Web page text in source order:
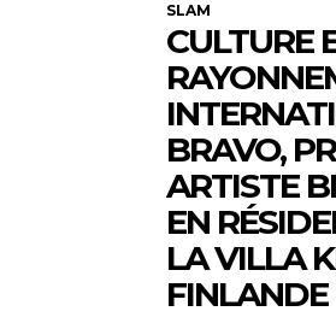
SLAM
CULTURE
BRAVO,
ARTISTE
EN
LA VILLA
FINLANDE